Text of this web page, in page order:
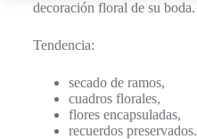
decoración floral de su boda.
Tendencia:
secado de ramos,
cuadros florales,
flores encapsuladas,
recuerdos preservados.